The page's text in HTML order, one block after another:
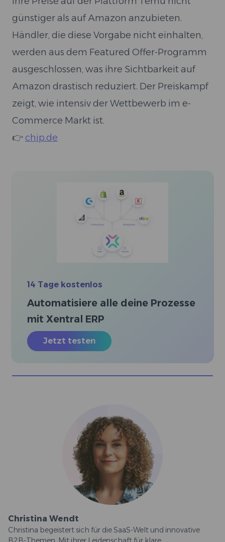
günstiger als auf Amazon anzubieten.
Händler, die diese Vorgabe nicht einhalten,
werden aus dem Featured Offer-Programm
ausgeschlossen, was ihre Sichtbarkeit auf
Amazon drastisch reduziert. Der Preiskampf
zeigt, wie intensiv der Wettbewerb im e-
Commerce Markt ist.
👉 chip.de
14 Tage kostenlos
Automatisiere alle deine Prozesse
mit Xentral ERP
Jetzt testen
Christina Wendt
Christina begeistert sich für die SaaS-Welt und innovative